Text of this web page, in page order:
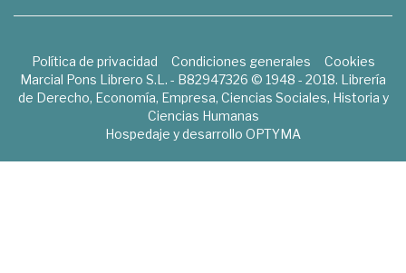
Política de privacidad Condiciones generales
Cookies
Marcial Pons Librero S.L. - B82947326 © 1948 - 2018. Librería
de Derecho, Economía, Empresa, Ciencias Sociales, Historia y
Ciencias Humanas
Hospedaje y desarrollo OPTYMA